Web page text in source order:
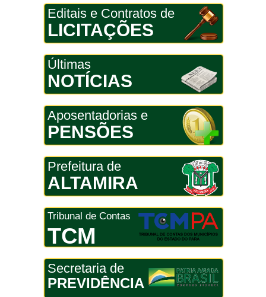
Editais e Contratos de
LICITAÇÕES
Últimas
NOTÍCIAS
Aposentadorias e
PENSÕES
Prefeitura de
ALTAMIRA
Tribunal de Contas
TCM
Secretaria de
PREVIDÊNCIA